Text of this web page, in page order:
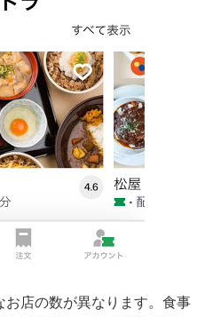
店の数が異なります。食事